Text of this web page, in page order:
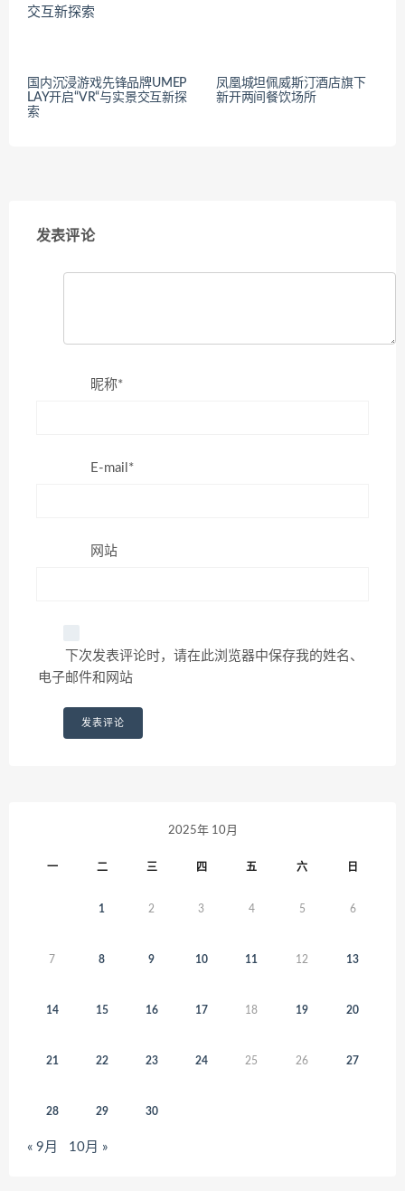
国内沉浸游戏先锋品牌UMEP
LAY开启“VR“与实景交互新探
索
凤凰城坦佩威斯汀酒店旗下
新开两间餐饮场所
发表评论
昵称*
E-mail*
网站
下次发表评论时，请在此浏览器中保存我的姓名、
电子邮件和网站
2025年 10月
一 二 三 四 五 六 日
1 2 3 4 5 6
7 8 9 10 11 12 13
14 15 16 17 18 19 20
21 22 23 24 25 26 27
28 29 30
« 9月 10月 »